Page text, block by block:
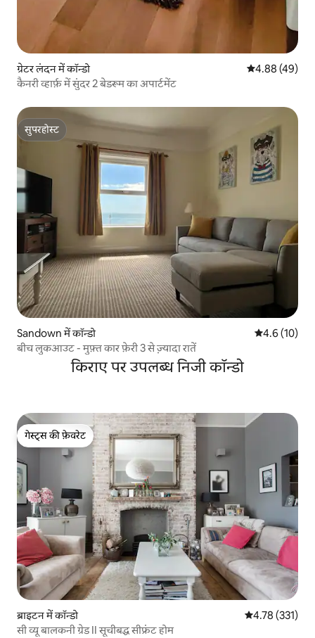
ग्रेटर लंदन में कॉन्डो औसत रेटिंग 5 में
4.88 (49)
कैनरी व्हार्फ़ में सुंदर 2 बेडरूम का अपार्टमेंट
सुपरहोस्ट
सुपरहोस्ट
Sandown में कॉन्डो औसत रेटिंग 5
4.6 (10)
बीच लुकआउट - मुफ़्त कार फ़ेरी 3 से ज़्यादा रातें
किराए पर उपलब्ध निजी कॉन्डो
गेस्ट्स की फ़ेवरेट
गेस्ट्स की फ़ेवरेट
ब्राइटन में कॉन्डो औसत रेटिंग 5 में से
4.78 (331)
सी व्यू बालकनी ग्रेड II सूचीबद्ध सीफ्रंट होम